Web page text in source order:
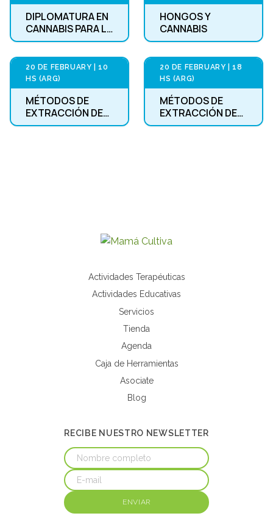
DIPLOMATURA EN
CANNABIS PARA LA
SALUD CON
CUIDADOS
HONGOS Y
CANNABIS
VIRTUAL
20 DE FEBRUARY | 10
HS (ARG)
MÉTODOS DE
EXTRACCIÓN DE
CANNABIS
VIRTUAL
20 DE FEBRUARY | 18
HS (ARG)
MÉTODOS DE
EXTRACCIÓN DE
CANNABIS Y
Actividades Terapéuticas
Actividades Educativas
Servicios
Tienda
Agenda
Caja de Herramientas
Asociate
Blog
RECIBE NUESTRO NEWSLETTER
ENVIAR